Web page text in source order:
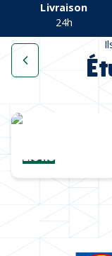
Livraison
24h
Une
Lions